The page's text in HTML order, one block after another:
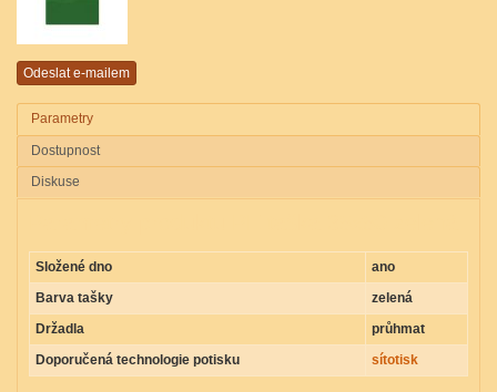
Parametry
Dostupnost
Diskuse
Složené dno
ano
Barva tašky
zelená
Držadla
průhmat
Doporučená technologie potisku
sítotisk